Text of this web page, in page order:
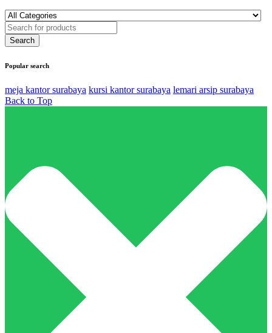
Popular search
meja kantor surabaya kursi kantor surabaya lemari arsip surabaya
Back to Top